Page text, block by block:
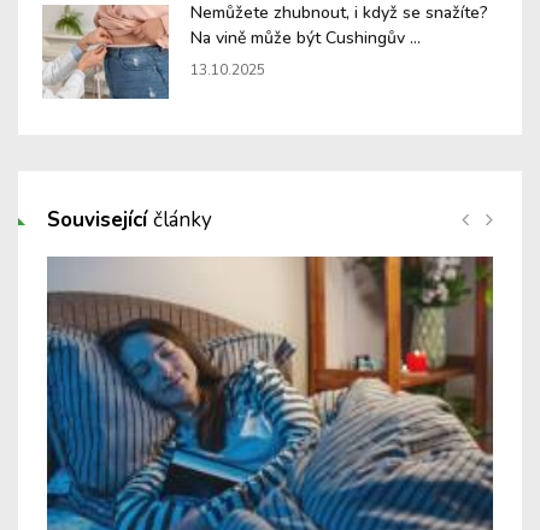
Nemůžete zhubnout, i když se snažíte?
Na vině může být Cushingův ...
13.10.2025
Souvisejícíčlánky